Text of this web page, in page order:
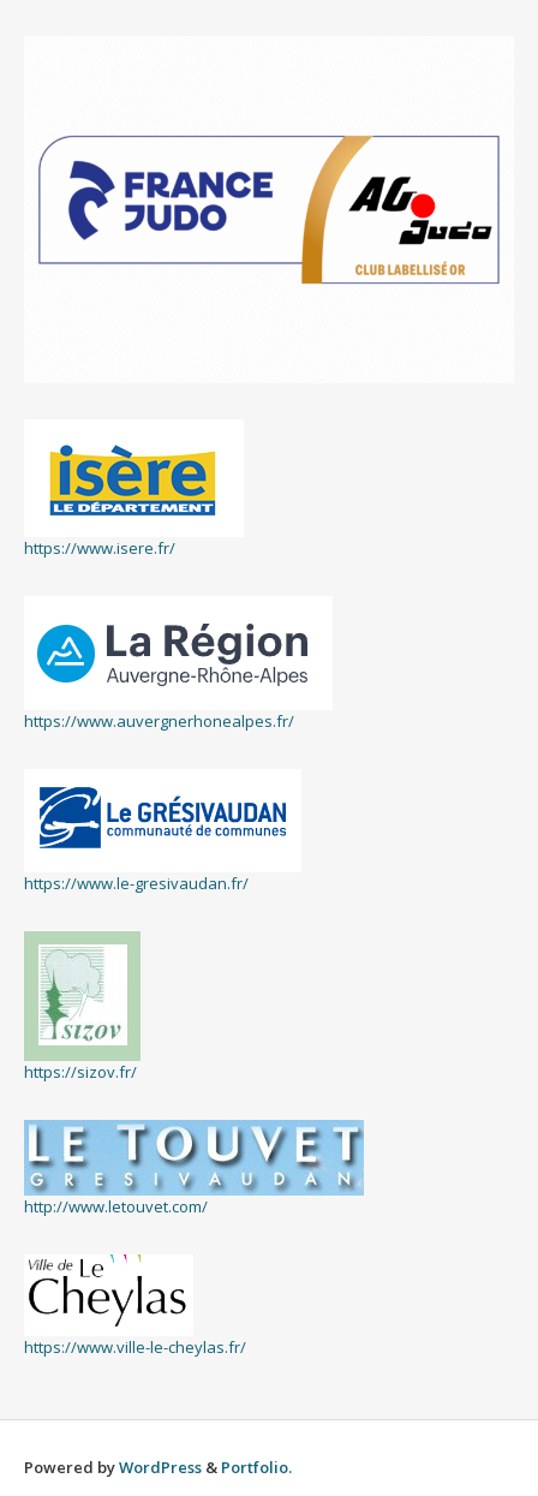
https://www.isere.fr/
https://www.auvergnerhonealpes.fr/
https://www.le-gresivaudan.fr/
https://sizov.fr/
http://www.letouvet.com/
https://www.ville-le-cheylas.fr/
Powered byWordPress & Portfolio.